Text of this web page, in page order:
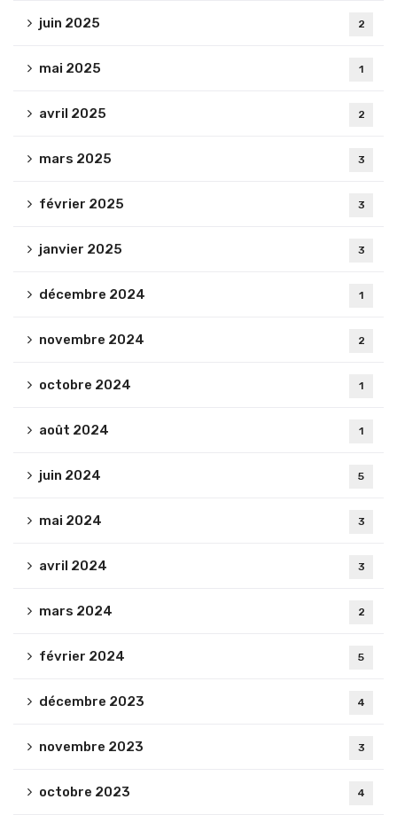
juin 2025 2
mai 2025 1
avril 2025 2
mars 2025 3
février 2025 3
janvier 2025 3
décembre 2024 1
novembre 2024 2
octobre 2024 1
août 2024 1
juin 2024 5
mai 2024 3
avril 2024 3
mars 2024 2
février 2024 5
décembre 2023 4
novembre 2023 3
octobre 2023 4